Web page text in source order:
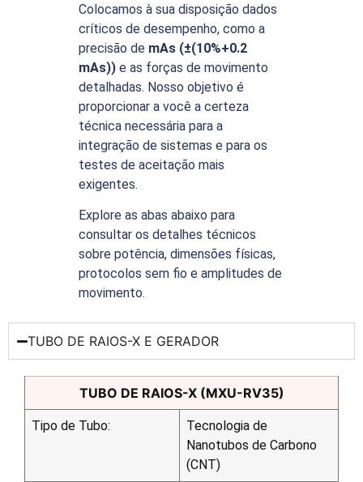
Colocamos à sua disposição dados
críticos de desempenho, como a
precisão de mAs (±(10%+0.2
mAs)) e as forças de movimento
detalhadas. Nosso objetivo é
proporcionar a você a certeza
técnica necessária para a
integração de sistemas e para os
testes de aceitação mais
exigentes.
Explore as abas abaixo para
consultar os detalhes técnicos
sobre potência, dimensões físicas,
protocolos sem fio e amplitudes de
movimento.
TUBO DE RAIOS-X E GERADOR
TUBO DE RAIOS-X (MXU-RV35)
Tipo de Tubo:
Tecnologia de
Nanotubos de Carbono
(CNT)